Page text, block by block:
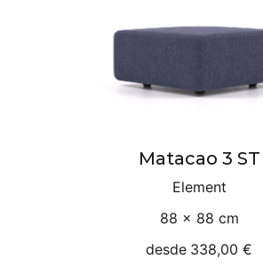
Matacao 3 ST
Element
88 × 88 cm
desde 338,00 €